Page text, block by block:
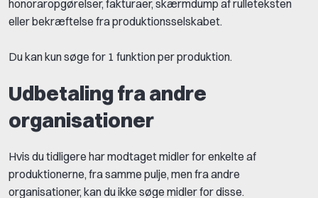
honoraropgørelser, fakturaer, skærmdump af rulleteksten
eller bekræftelse fra produktionsselskabet.
Du kan kun søge for 1 funktion per produktion.
Udbetaling fra andre
organisationer
Hvis du tidligere har modtaget midler for enkelte af
produktionerne, fra samme pulje, men fra andre
organisationer, kan du ikke søge midler for disse.